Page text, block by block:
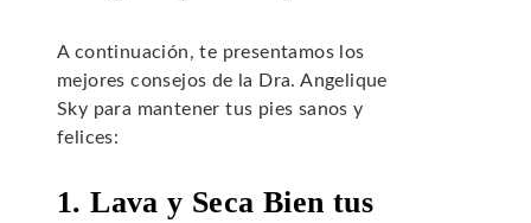
A continuación, te presentamos los
mejores consejos de la Dra. Angelique
Sky para mantener tus pies sanos y
felices:
1. Lava y Seca Bien tus